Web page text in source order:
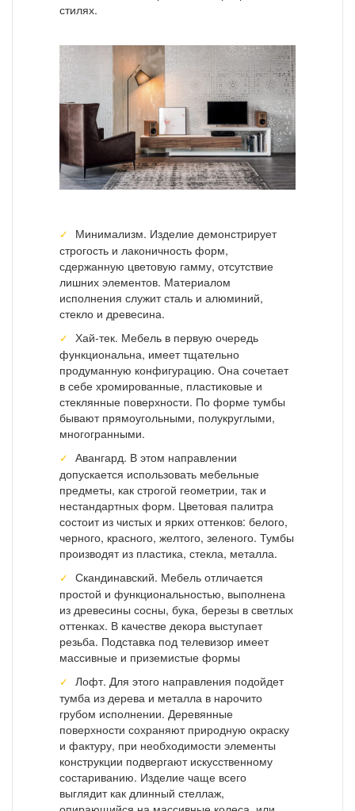
стилях.
Минимализм. Изделие демонстрирует
строгость и лаконичность форм,
сдержанную цветовую гамму, отсутствие
лишних элементов. Материалом
исполнения служит сталь и алюминий,
стекло и древесина.
Хай-тек. Мебель в первую очередь
функциональна, имеет тщательно
продуманную конфигурацию. Она сочетает
в себе хромированные, пластиковые и
стеклянные поверхности. По форме тумбы
бывают прямоугольными, полукруглыми,
многогранными.
Авангард. В этом направлении
допускается использовать мебельные
предметы, как строгой геометрии, так и
нестандартных форм. Цветовая палитра
состоит из чистых и ярких оттенков: белого,
черного, красного, желтого, зеленого. Тумбы
производят из пластика, стекла, металла.
Скандинавский. Мебель отличается
простой и функциональностью, выполнена
из древесины сосны, бука, березы в светлых
оттенках. В качестве декора выступает
резьба. Подставка под телевизор имеет
массивные и приземистые формы
Лофт. Для этого направления подойдет
тумба из дерева и металла в нарочито
грубом исполнении. Деревянные
поверхности сохраняют природную окраску
и фактуру, при необходимости элементы
конструкции подвергают искусственному
состариванию. Изделие чаще всего
выглядит как длинный стеллаж,